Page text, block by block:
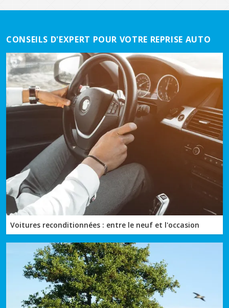
CONSEILS D'EXPERT POUR VOTRE REPRISE AUTO
Voitures reconditionnées : entre le neuf et l'occasion